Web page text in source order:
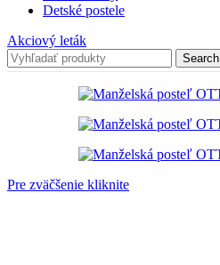
Detské postele
Akciový leták
Search
Pre zväčšenie kliknite